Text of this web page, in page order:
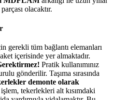
olacaktır.
gerekli tüm bağlantı elemanları
içerisinde yer almaktadır.
Pratik kullanımınız
gönderilir. Taşıma sırasında
demonte olarak
tekerlekleri alt kısımdaki